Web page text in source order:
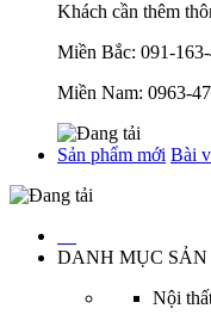
Khách cần thêm
Miền Bắc: 091-
Miền Nam: 0963-
Sản phẩm mới Bài
DANH MỤC
Nội